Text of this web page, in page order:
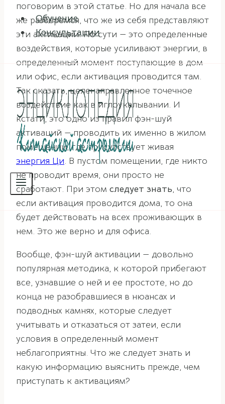
Обучение
Консультации
поговорим в этой статье. Но для начала все
же разберемся, что же из себя представляют
эти активации. По сути — это определенные
воздействия, которые усиливают энергии, в
определенный момент поступающие в дом
или офис, если активация проводится там.
Так сказать, целенаправленное точечное
воздействие как в иглоукалывании. И
кстати, это одно из правил фэн-шуй
активаций — проводить их именно в жилом
помещении, где присутствует живая
энергия Ци. В пустом помещении, где никто
не проводит время, они просто не
сработают. При этом следует знать, что
если активация проводится дома, то она
будет действовать на всех проживающих в
нем. Это же верно и для офиса.
Вообще, фэн-шуй активации — довольно
популярная методика, к которой прибегают
все, узнавшие о ней и ее простоте, но до
конца не разобравшиеся в нюансах и
подводных камнях, которые следует
учитывать и отказаться от затеи, если
условия в определенный момент
неблагоприятны. Что же следует знать и
какую информацию выяснить прежде, чем
приступать к активациям?